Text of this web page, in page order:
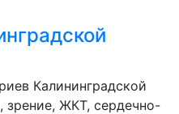
Калининградской
зрение, ЖКТ, сердечно-